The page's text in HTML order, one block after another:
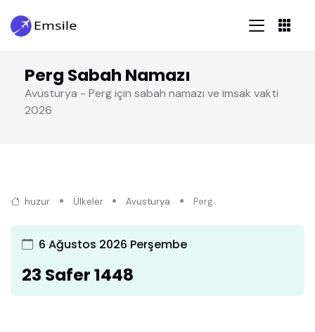
Perg Sabah Namazı
Avusturya - Perg için sabah namazı ve imsak vakti
2026
huzur Ülkeler Avusturya Perg
6 Ağustos 2026 Perşembe
23 Safer 1448